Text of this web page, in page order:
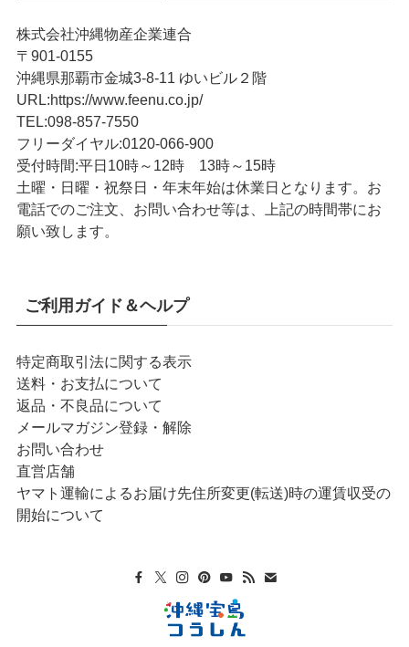
株式会社沖縄物産企業連合
〒901-0155
沖縄県那覇市金城3-8-11 ゆいビル２階
URL :https://www.feenu.co.jp/
TEL :098-857-7550
フリーダイヤル:0120-066-900
受付時間:平日10時～12時 13時～15時
土曜・日曜・祝祭日・年末年始は休業日となります。お
電話でのご注文、お問い合わせ等は、上記の時間帯にお
願い致します。
ご利用ガイド＆ヘルプ
特定商取引法に関する表示
送料・お支払について
返品・不良品について
メールマガジン登録・解除
お問い合わせ
直営店舗
ヤマト運輸によるお届け先住所変更(転送)時の運賃収受の
開始について